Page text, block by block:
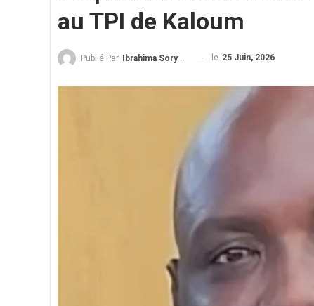
au TPI de Kaloum
Publié Par Ibrahima Sory Diallo le 25 Juin, 2026